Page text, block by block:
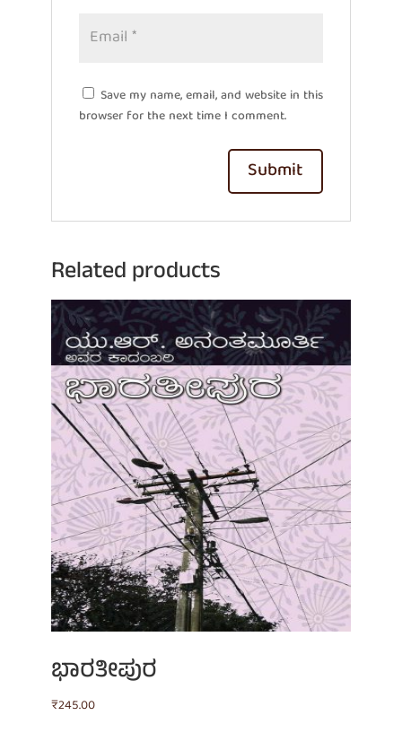
Save my name, email, and website in this
browser for the next time I comment.
Related products
ಭಾರತೀಪುರ
₹245.00